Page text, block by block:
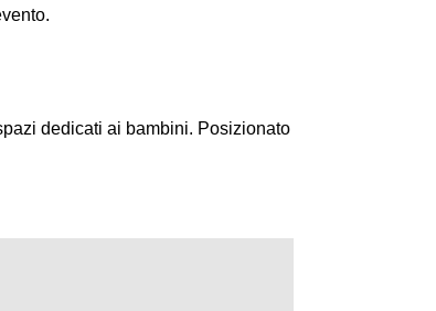
dedicati ai bambini. Posizionato